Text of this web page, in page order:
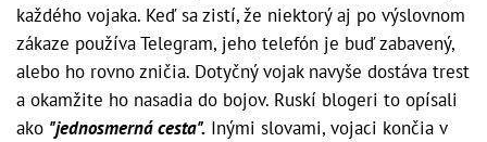
každého vojaka. Keď sa zistí, že niektorý aj po výslovnom
zákaze používa Telegram, jeho telefón je buď zabavený,
alebo ho rovno zničia. Dotyčný vojak navyše dostáva trest
a okamžite ho nasadia do bojov. Ruskí blogeri to opísali
ako "jednosmerná cesta". Inými slovami, vojaci končia v